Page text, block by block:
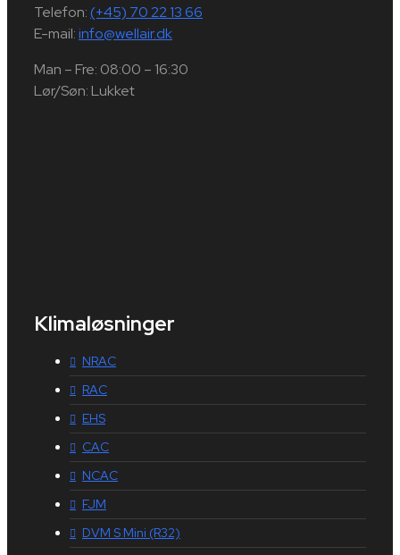
Telefon:(+45) 70 22 13 66
E-mail:info@wellair.dk
Man – Fre: 08:00 – 16:30
Lør/Søn: Lukket
Klimaløsninger
NRAC
RAC
EHS
CAC
NCAC
FJM
DVM S Mini (R32)